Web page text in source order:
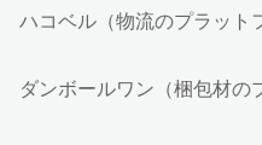
ハコベル（物流のプラット
ダンボールワン（梱包材の